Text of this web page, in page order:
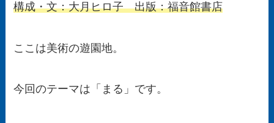
構成・文：大月ヒロ子 出版：福音館書店
ここは美術の遊園地。
今回のテーマは「まる」です。